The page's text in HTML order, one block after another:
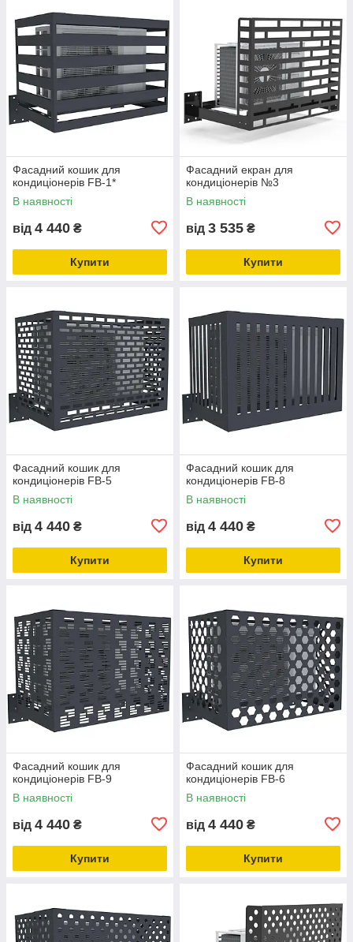
Фасадний кошик для
кондиціонерів FB-1*
В наявності
від 4 440 ₴
Купити
Фасадний екран для
кондиціонерів №3
В наявності
від 3 535 ₴
Купити
Фасадний кошик для
кондиціонерів FB-5
В наявності
від 4 440 ₴
Купити
Фасадний кошик для
кондиціонерів FB-8
В наявності
від 4 440 ₴
Купити
Фасадний кошик для
кондиціонерів FB-9
В наявності
від 4 440 ₴
Купити
Фасадний кошик для
кондиціонерів FB-6
В наявності
від 4 440 ₴
Купити